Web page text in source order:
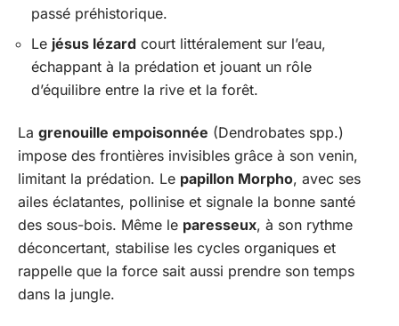
passé préhistorique.
Le jésus lézard court littéralement sur l’eau,
échappant à la prédation et jouant un rôle
d’équilibre entre la rive et la forêt.
La grenouille empoisonnée (Dendrobates spp.)
impose des frontières invisibles grâce à son venin,
limitant la prédation. Le papillon Morpho, avec ses
ailes éclatantes, pollinise et signale la bonne santé
des sous-bois. Même le paresseux, à son rythme
déconcertant, stabilise les cycles organiques et
rappelle que la force sait aussi prendre son temps
dans la jungle.